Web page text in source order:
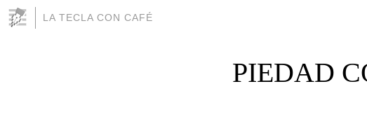
LA TECLA CON CAFÉ
PIEDAD